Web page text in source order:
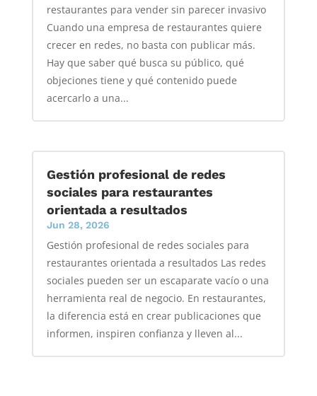
restaurantes para vender sin parecer invasivo
Cuando una empresa de restaurantes quiere
crecer en redes, no basta con publicar más.
Hay que saber qué busca su público, qué
objeciones tiene y qué contenido puede
acercarlo a una...
Gestión profesional de redes
sociales para restaurantes
orientada a resultados
Jun 28, 2026
Gestión profesional de redes sociales para
restaurantes orientada a resultados Las redes
sociales pueden ser un escaparate vacío o una
herramienta real de negocio. En restaurantes,
la diferencia está en crear publicaciones que
informen, inspiren confianza y lleven al...